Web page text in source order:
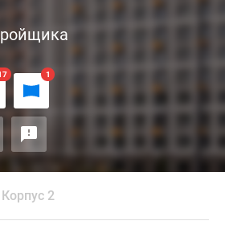
1
Корпус 2